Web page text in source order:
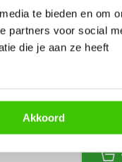
te bieden en om
partners voor social
die je aan ze heeft
Akkoord